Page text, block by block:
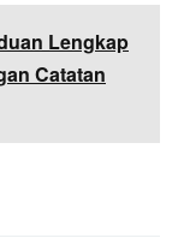
Lengkap
Catatan